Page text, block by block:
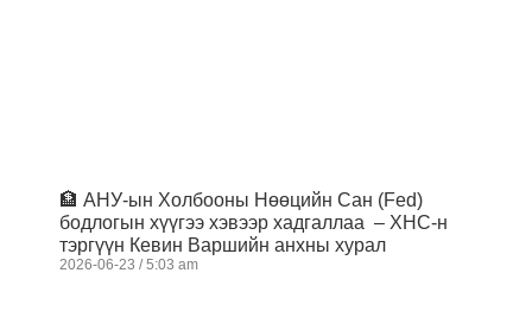
🏦 АНУ-ын Холбооны Нөөцийн Сан (Fed)
бодлогын хүүгээ хэвээр хадгаллаа – ХНС-н
тэргүүн Кевин Варшийн анхны хурал
2026-06-23 5:03 am